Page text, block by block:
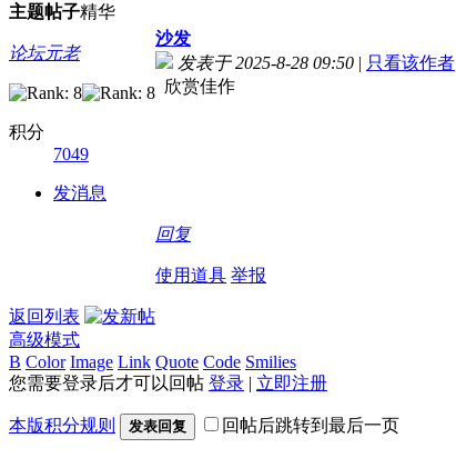
主题帖子精华
论坛元老
积分
7049
发消息
沙发
发表于 2025-8-28 09:50 | 只看该作者
欣赏佳作
回复
使用道具 举报
返回列表
高级模式
B Color Image Link Quote Code Smilies
您需要登录后才可以回帖 登录 | 立即注册
本版积分规则 发表回复 回帖后跳转到最后一页